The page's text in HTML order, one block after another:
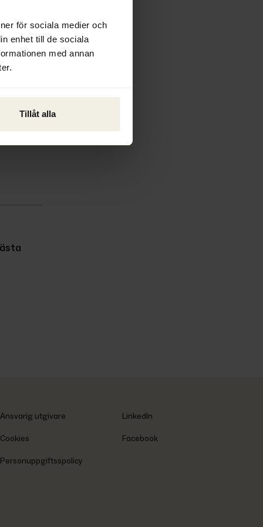
för sociala medier och
enhet till de sociala
med annan
Tillåt alla
Ansvarig utgivare
Cookies
Personuppgiftsspolicy
LinkedIn
Facebook